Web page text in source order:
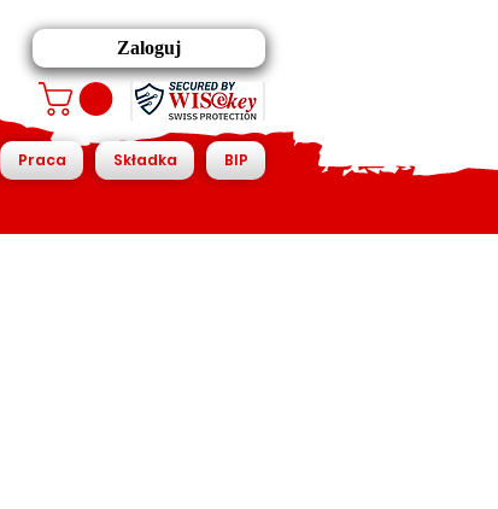
Zaloguj
Praca Składka BIP